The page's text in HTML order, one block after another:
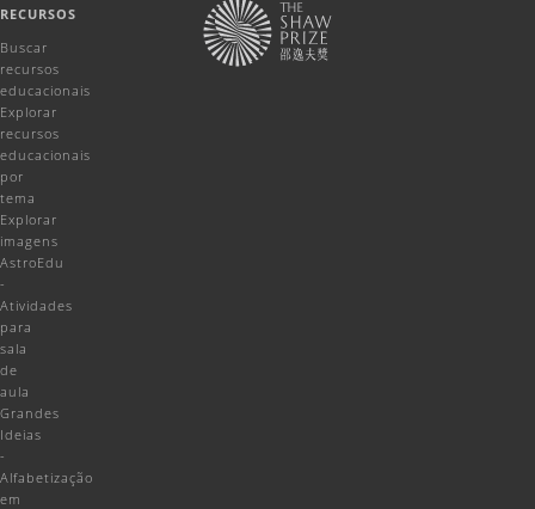
RECURSOS
Buscar
recursos
educacionais
Explorar
recursos
educacionais
por
tema
Explorar
imagens
AstroEdu
-
Atividades
para
sala
de
aula
Grandes
Ideias
-
Alfabetização
em